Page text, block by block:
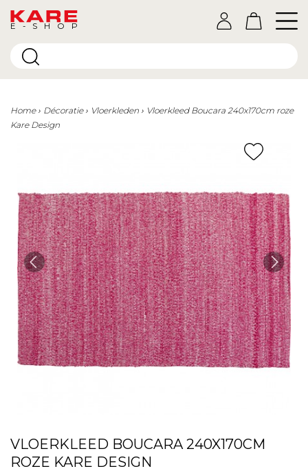
E-SHOP
Home Décoratie Vloerkleden
Vloerkleed Boucara 240x170cm roze
Kare Design
VLOERKLEED BOUCARA 240X170CM
ROZE KARE DESIGN